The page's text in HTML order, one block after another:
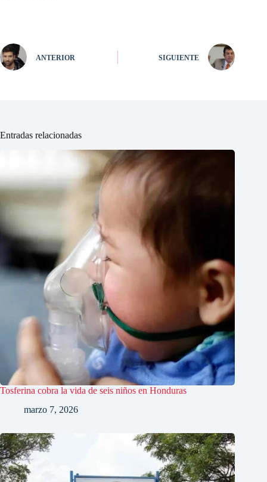
ANTERIOR SIGUIENTE
Entradas relacionadas
Tosferina cobra la vida de seis niños en Honduras
marzo 7, 2026